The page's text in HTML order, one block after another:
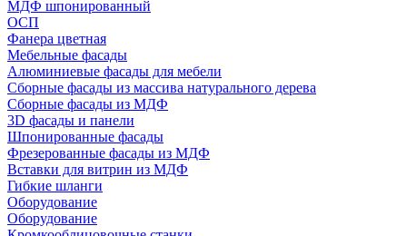
МДФ шпонированный
ОСП
Фанера цветная
Мебельные фасады
Алюминиевые фасады для мебели
Сборные фасады из массива натурального дерева
Сборные фасады из МДФ
3D фасады и панели
Шпонированные фасады
Фрезерованные фасады из МДФ
Вставки для витрин из МДФ
Гибкие шланги
Оборудование
Оборудование